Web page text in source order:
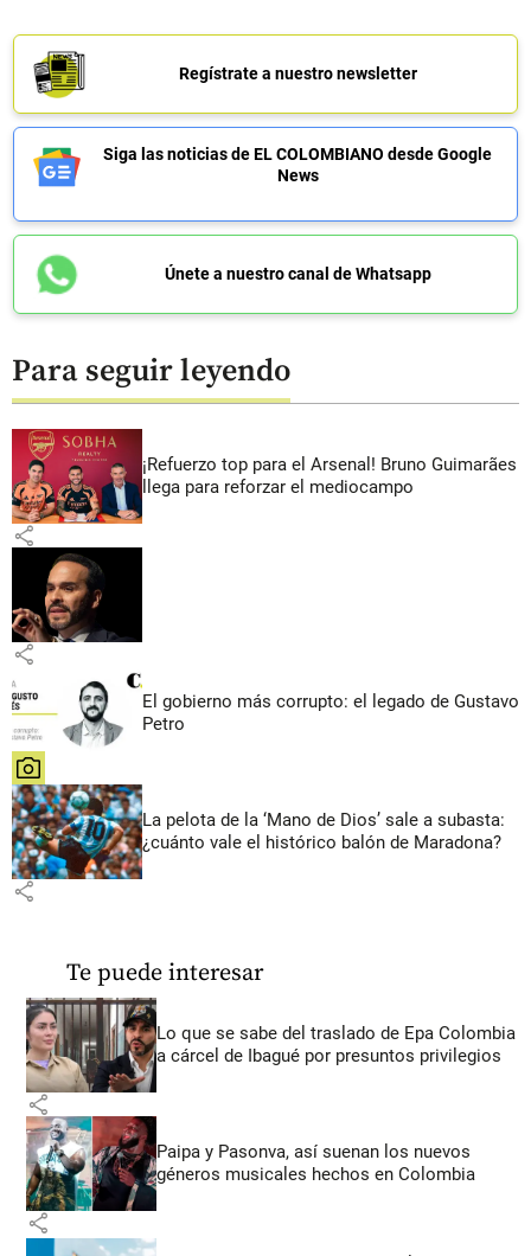
Regístrate a nuestro newsletter
Siga las noticias de EL COLOMBIANO desde Google
News
Únete a nuestro canal de Whatsapp
Para seguir leyendo
¡Refuerzo top para el Arsenal! Bruno Guimarães
llega para reforzar el mediocampo
share
share
El gobierno más corrupto: el legado de Gustavo
Petro
share
La pelota de la ‘Mano de Dios’ sale a subasta:
¿cuánto vale el histórico balón de Maradona?
share
Te puede interesar
Lo que se sabe del traslado de Epa Colombia
a cárcel de Ibagué por presuntos privilegios
share
Paipa y Pasonva, así suenan los nuevos
géneros musicales hechos en Colombia
share